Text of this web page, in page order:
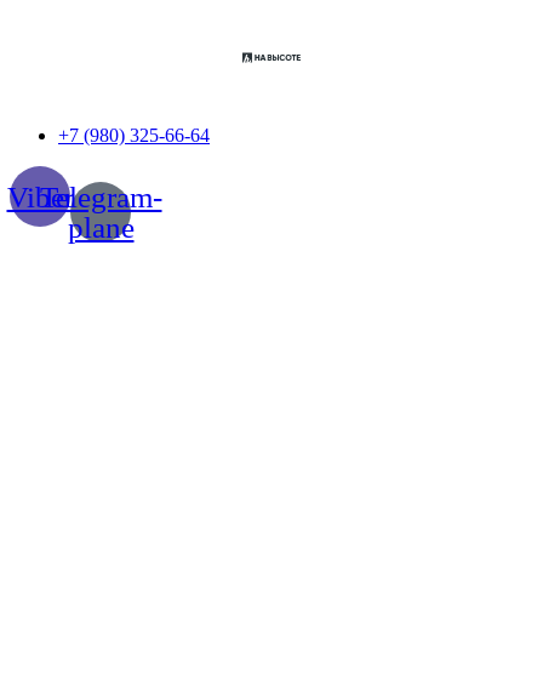
+7 (980) 325-66-64
ViberTelegram-
plane